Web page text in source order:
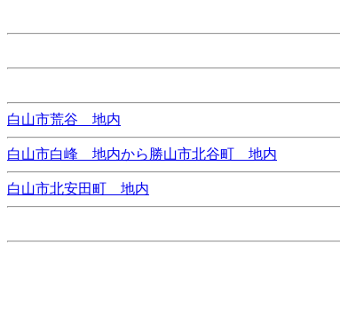
白山市荒谷 地内
白山市白峰 地内から勝山市北谷町 地内
白山市北安田町 地内